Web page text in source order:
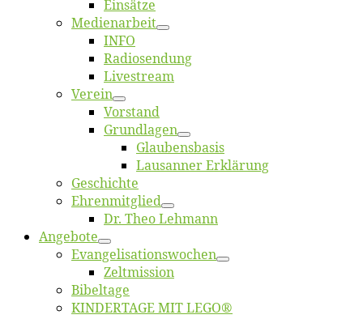
Ein­sät­ze
Me­di­en­ar­beit
INFO
Ra­dio­sen­dung
Live­stream
Ver­ein
Vor­stand
Grund­la­gen
Glaubens­ba­sis
Lausan­ner Erklärung
Ge­schich­te
Eh­ren­mit­glied
Dr. Theo Lehmann
An­ge­bo­te
Evangelisa­tions­wo­chen
Zelt­mis­si­on
Bi­bel­ta­ge
KINDERTAGE MIT LEGO®